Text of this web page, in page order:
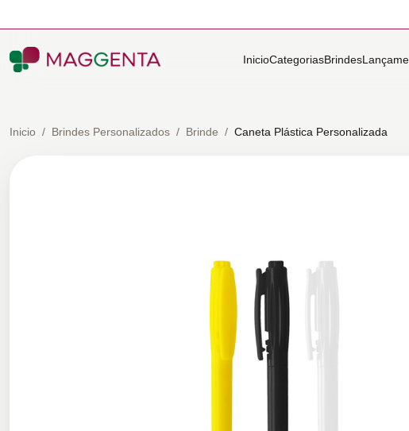
InicioCategoriasBrindes
Inicio / Brindes Personalizados / Brinde / Caneta Plástica Personalizada